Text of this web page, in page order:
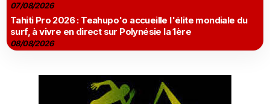
07/08/2026
Tahiti Pro 2026 : Teahupo'o accueille l'élite mondiale du
surf, à vivre en direct sur Polynésie la 1ère
08/08/2026